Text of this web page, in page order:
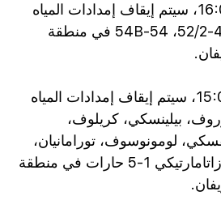
في الساعة 11:00-16:00، سيتم إيقاف إمدادات المياه
إلى مباني كوميتاس 49-52/2، 54-54B في منطقة
في الساعة 10:30-15:00، سيتم إيقاف إمدادات المياه
بيلينسكي، كريلوف،
لومونوسوف، تورامانيان،
شوارع أزاتامارتيكي، أزاتامارتيكي 1-5 حارات في منطقة